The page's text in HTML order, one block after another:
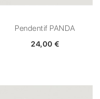
Pendentif PANDA
24,00 €